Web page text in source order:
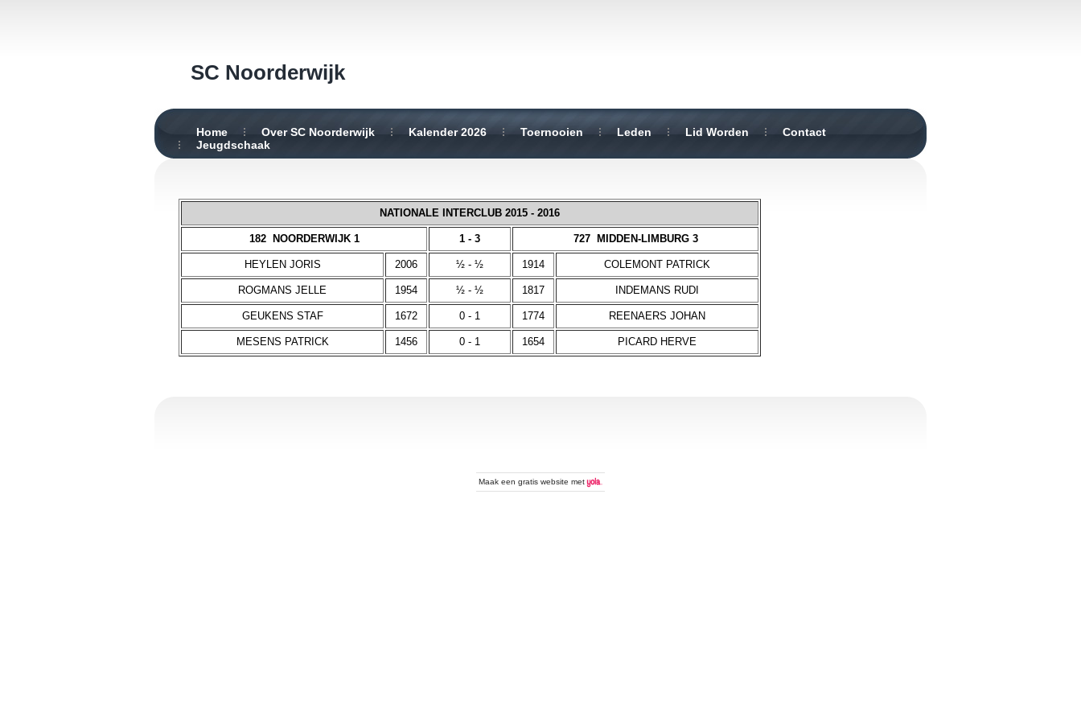
SC Noorderwijk
Home Over SC Noorderwijk Kalender 2026 Toernooien Leden Lid Worden
Contact
Jeugdschaak
NATIONALE INTERCLUB 2015 - 2016
182 NOORDERWIJK 1 1 - 3 727 MIDDEN-LIMBURG 3
HEYLEN JORIS 2006 ½ - ½ 1914 COLEMONT PATRICK
ROGMANS JELLE 1954 ½ - ½ 1817 INDEMANS RUDI
GEUKENS STAF 1672 0 - 1 1774 REENAERS JOHAN
MESENS PATRICK 1456 0 - 1 1654 PICARD HERVE
Maak eengratis website met